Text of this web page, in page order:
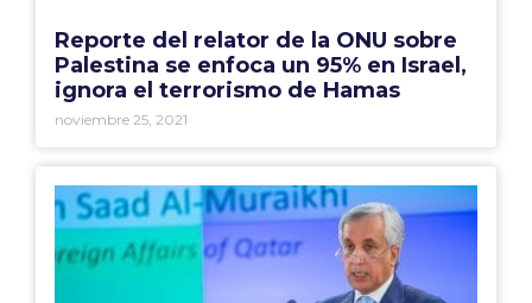
Reporte del relator de la ONU sobre
Palestina se enfoca un 95% en Israel,
ignora el terrorismo de Hamas
noviembre 25, 2021